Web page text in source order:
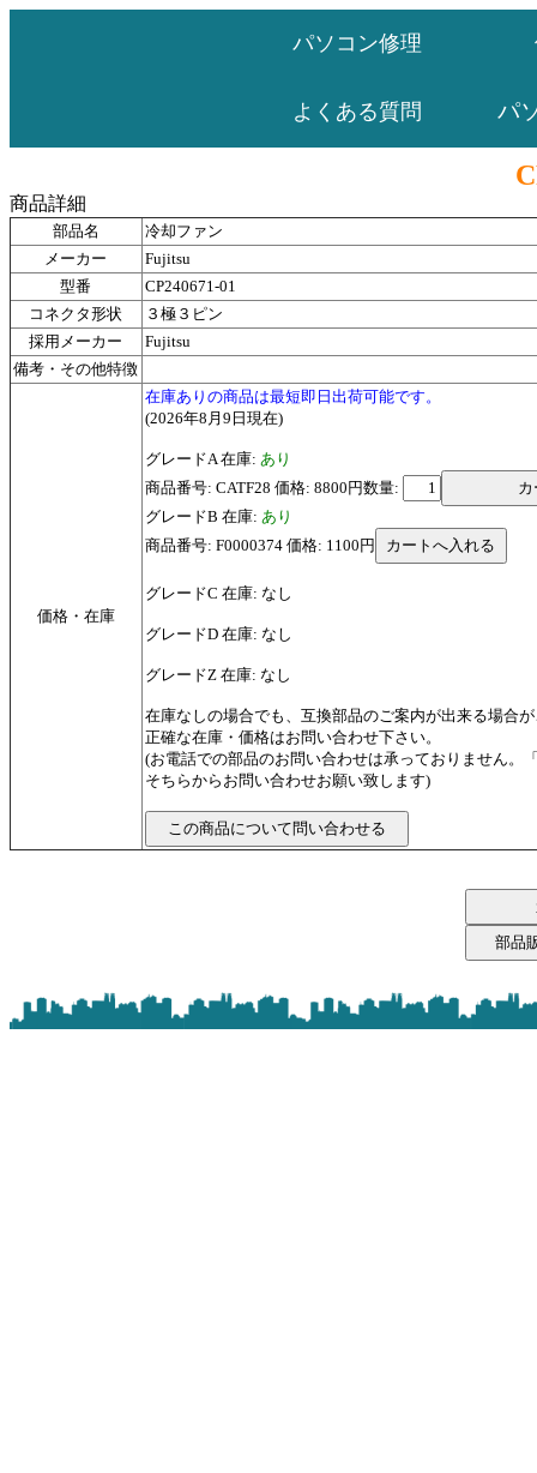
パソコン修理
よくある質問 パ
商品詳細
部品名
冷却ファン
メーカー
Fujitsu
型番
CP240671-01
コネクタ形状
３極３ピン
採用メーカー
Fujitsu
備考・その他特徴
価格・在庫
在庫ありの商品は最短即日出荷可能です。
(2026年8月9日現在)
グレードA 在庫: あり
商品番号: CATF28 価格: 8800円数量:
グレードB 在庫: あり
商品番号: F0000374 価格: 1100円
グレードC 在庫: なし
グレードD 在庫: なし
グレードZ 在庫: なし
在庫なしの場合でも、互換部品のご案内が出来る場合
正確な在庫・価格はお問い合わせ下さい。
(お電話での部品のお問い合わせは承っておりません。
そちらからお問い合わせお願い致します)